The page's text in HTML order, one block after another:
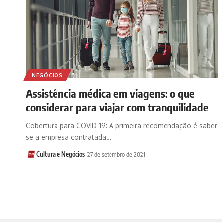
NEGÓCIOS
Assistência médica em viagens: o que
considerar para viajar com tranquilidade
Cobertura para COVID-19: A primeira recomendação é saber
se a empresa contratada…
Cultura e Negócios 27 de setembro de 2021